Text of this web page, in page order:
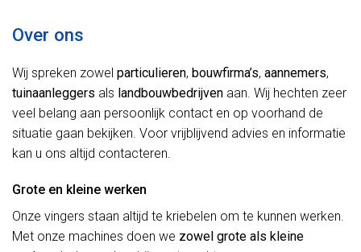
Over ons
Wij spreken zowel particulieren, bouwfirma’s, aannemers,
tuinaanleggers als landbouwbedrijven aan. Wij hechten zeer
veel belang aan persoonlijk contact en op voorhand de
situatie gaan bekijken. Voor vrijblijvend advies en informatie
kan u ons altijd contacteren.
Grote en kleine werken
Onze vingers staan altijd te kriebelen om te kunnen werken.
Met onze machines doen we zowel grote als kleine